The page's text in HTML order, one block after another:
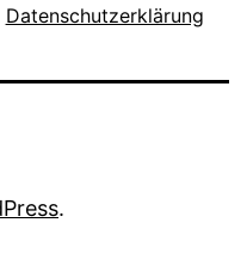
Datenschutzerklärung
.